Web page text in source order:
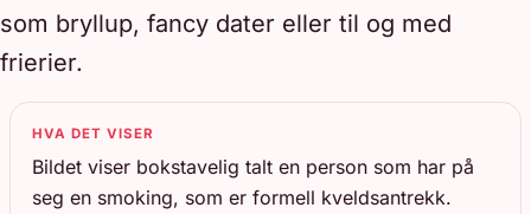
som bryllup, fancy dater eller til og med
frierier.
HVA DET VISER
Bildet viser bokstavelig talt en person som har på
seg en smoking, som er formell kveldsantrekk.